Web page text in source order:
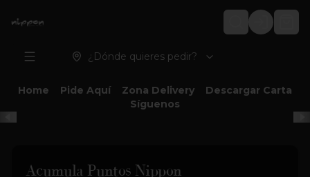
Login
¿Dónde quieres pedir?
Home Pide Aquí Zona Delivery
Descargar Carta
Síguenos
Acumula Puntos Nippon